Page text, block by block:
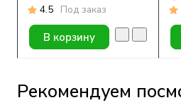
4.5 Под заказ
В корзину
Рекомендуем